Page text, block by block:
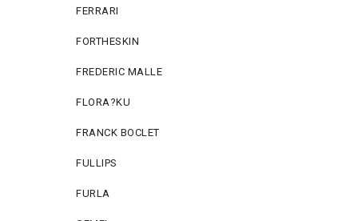
FERRARI
FORTHESKIN
FREDERIC MALLE
FLORA?KU
FRANCK BOCLET
FULLIPS
FURLA